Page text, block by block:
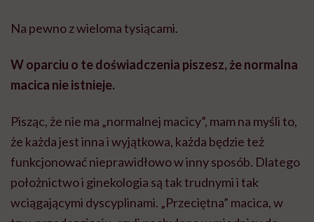
Na pewno z wieloma tysiącami.
W oparciu o te doświadczenia piszesz, że normalna
macica nie istnieje.
Pisząc, że nie ma „normalnej macicy”, mam na myśli to,
że każda jest inna i wyjątkowa, każda będzie też
funkcjonować nieprawidłowo w inny sposób. Dlatego
położnictwo i ginekologia są tak trudnymi i tak
wciągającymi dyscyplinami. „Przeciętna” macica, w